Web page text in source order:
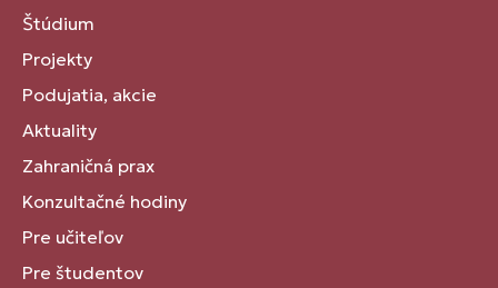
Štúdium
Projekty
Podujatia, akcie
Aktuality
Zahraničná prax
Konzultačné hodiny
Pre učiteľov
Pre študentov